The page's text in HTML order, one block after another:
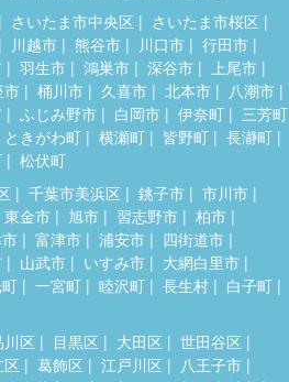
さいたま市中央区
さいたま市桜区
川越市
熊谷市 川口市
行田市
羽生市 鴻巣市 深谷市
上尾市
市
桶川市 久喜市 北本市
八潮市
ふじみ野市 白岡市 伊奈町
三芳町
ときがわ町
横瀬町 皆野町
長瀞町
松伏町
千葉市美浜区 銚子市
市川市
東金市
旭市 習志野市
柏市
富津市 浦安市
四街道市
山武市 いすみ市
大網白里市
一宮町 睦沢町 長生村 白子町
川区 目黒区 大田区
世田谷区
葛飾区 江戸川区
八王子市